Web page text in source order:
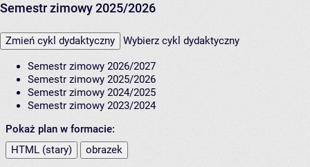
Semestr zimowy 2025/2026
Zmień cykl dydaktyczny Wybierz cykl dydaktyczny
Semestr zimowy 2026/2027
Semestr zimowy 2025/2026
Semestr zimowy 2024/2025
Semestr zimowy 2023/2024
Pokaż plan w formacie:
HTML (stary)
obrazek